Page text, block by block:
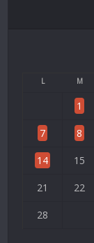
L M
1
7 8
14 15
21 22
28